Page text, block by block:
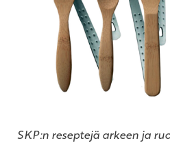
SKP:n reseptejä arkeen ja